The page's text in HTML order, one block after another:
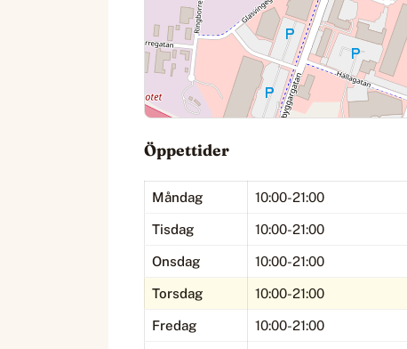
Öppettider
Måndag 10:00-21:00
Tisdag 10:00-21:00
Onsdag 10:00-21:00
Torsdag 10:00-21:00
Fredag 10:00-21:00